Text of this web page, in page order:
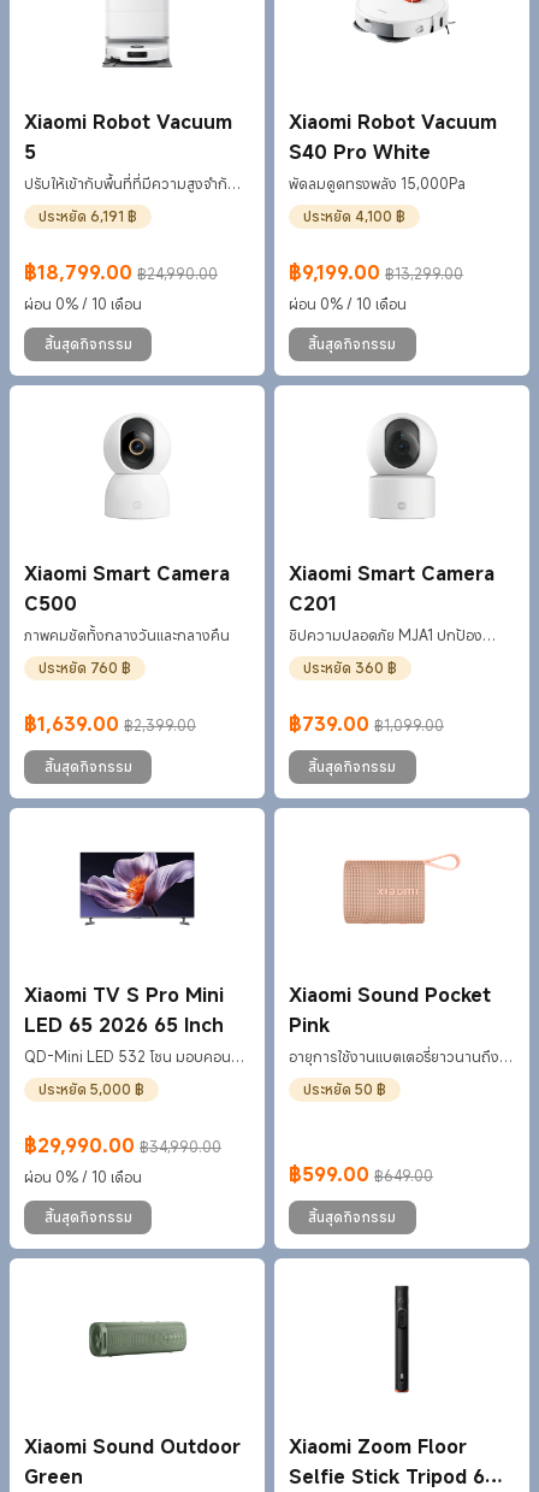
Xiaomi Robot Vacuum
5
ปรับให้เข้ากับพื้นที่ที่มีความสูงจำกัด
ด้วยเทคโนโลยี dToF Sma
ประหยัด 6,191 ฿
฿18,799.00
Current Price ฿18799
฿24,990.00
ราคาโปรโมชั่น ฿24,990.00
ผ่อน 0% / 10 เดือน
สิ้นสุดกิจกรรม
Xiaomi Robot Vacuum
S40 Pro White
พัดลมดูดทรงพลัง 15,000Pa
ประหยัด 4,100 ฿
฿9,199.00
Current Price ฿9199
฿13,299.00
ราคาโปรโมชั่น ฿13,299.00
ผ่อน 0% / 10 เดือน
สิ้นสุดกิจกรรม
Xiaomi Smart Camera
C500
ภาพคมชัดทั้งกลางวันและกลางคืน
ประหยัด 760 ฿
฿1,639.00
Current Price ฿1639
฿2,399.00
ราคาโปรโมชั่น ฿2,399.00
สิ้นสุดกิจกรรม
Xiaomi Smart Camera
C201
ชิปความปลอดภัย MJA1 ปกป้อง
ข้อมูลระดับการเงิน
ประหยัด 360 ฿
฿739.00
Current Price ฿739
฿1,099.00
ราคาโปรโมชั่น ฿1,099.00
สิ้นสุดกิจกรรม
Xiaomi TV S Pro Mini
LED 65 2026 65 Inch
QD-Mini LED 532 โซน มอบคอนท
ราสต์ที่ลึกและรายละเอียดที่คมชัด
ประหยัด 5,000 ฿
฿29,990.00
Current Price ฿29990
฿34,990.00
ราคาโปรโมชั่น ฿34,990.00
ผ่อน 0% / 10 เดือน
สิ้นสุดกิจกรรม
Xiaomi Sound Pocket
Pink
อายุการใช้งานแบตเตอรี่ยาวนานถึง
10 ชั่วโมง
ประหยัด 50 ฿
฿599.00
Current Price ฿599
฿649.00
ราคาโปรโมชั่น ฿649.00
สิ้นสุดกิจกรรม
Xiaomi Sound Outdoor
Green
Xiaomi Zoom Floor
Selfie Stick Tripod 62"